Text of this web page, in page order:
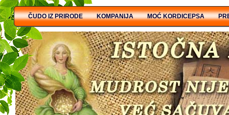
ČUDO IZ PRIRODE KOMPANIJA MOĆ KORDICEPSA